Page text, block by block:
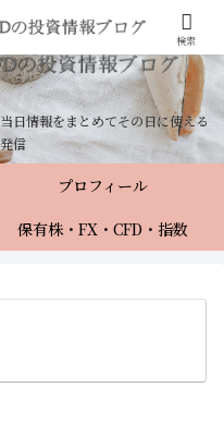
日情報をまとめてその日に使える
信
プロフィール
保有株・FX・CFD・指数
検索